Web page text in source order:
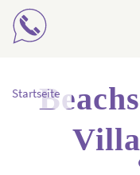
Mexiko
Mexiko
Startseite